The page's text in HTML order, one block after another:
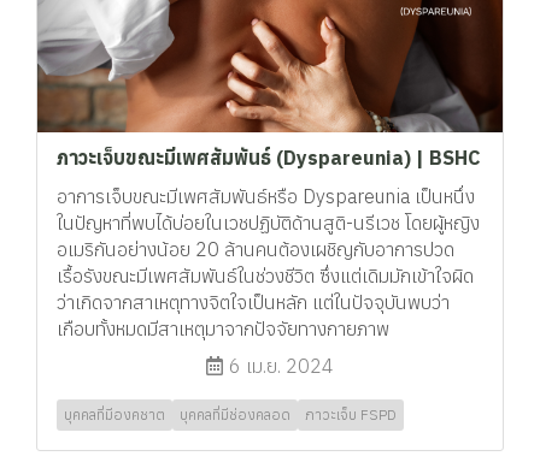
ภาวะเจ็บขณะมีเพศสัมพันธ์ (Dyspareunia) | BSHC
อาการเจ็บขณะมีเพศสัมพันธ์หรือ Dyspareunia เป็นหนึ่ง
ในปัญหาที่พบได้บ่อยในเวชปฏิบัติด้านสูติ-นรีเวช โดยผู้หญิง
อเมริกันอย่างน้อย 20 ล้านคนต้องเผชิญกับอาการปวด
เรื้อรังขณะมีเพศสัมพันธ์ในช่วงชีวิต ซึ่งแต่เดิมมักเข้าใจผิด
ว่าเกิดจากสาเหตุทางจิตใจเป็นหลัก แต่ในปัจจุบันพบว่า
เกือบทั้งหมดมีสาเหตุมาจากปัจจัยทางกายภาพ
6 เม.ย. 2024
บุคคลที่มีองคชาต บุคคลที่มีช่องคลอด ภาวะเจ็บ FSPD